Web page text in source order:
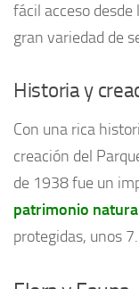
fácil acceso
gran variedad de
Historia y
Con una rica
creación del
de 1938 fue un
patrimonio
protegidas, unos